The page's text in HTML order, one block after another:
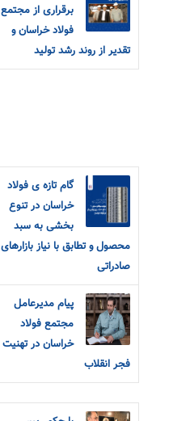
برقراری از مجتمع
فولاد خراسان و
تقدیر از روند رشد تولید
گام تازه ی فولاد
خراسان در تنوع
بخشی به سبد
محصول و تطابق با نیاز بازارهای
صادراتی
پیام مدیرعامل
مجتمع فولاد
خراسان در تهنیت
فجر انقلاب